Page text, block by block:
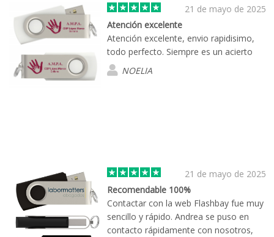
21 de mayo de 2025
Atención excelente
Atención excelente, envio rapidisimo,
todo perfecto. Siempre es un acierto
NOELIA
21 de mayo de 2025
Recomendable 100%
Contactar con la web Flashbay fue muy
sencillo y rápido. Andrea se puso en
contacto rápidamente con nosotros,